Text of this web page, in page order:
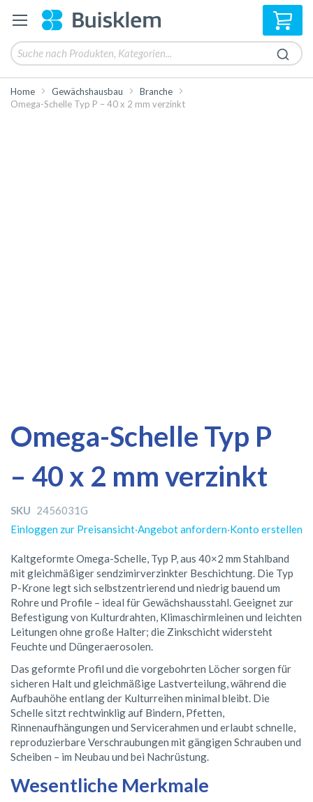
Home Gewächshausbau
Branche
Omega-Schelle Typ P – 40 x 2 mm verzinkt
Omega-Schelle Typ P
– 40 x 2 mm verzinkt
SKU 2456031G
Einloggen zur Preisansicht·Angebot anfordern·Konto erstellen
Kaltgeformte Omega-Schelle, Typ P, aus 40×2 mm Stahlband
mit gleichmäßiger sendzimirverzinkter Beschichtung. Die Typ
P-Krone legt sich selbstzentrierend und niedrig bauend um
Rohre und Profile – ideal für Gewächshausstahl. Geeignet zur
Befestigung von Kulturdrahten, Klimaschirmleinen und leichten
Leitungen ohne große Halter; die Zinkschicht widersteht
Feuchte und Düngeraerosolen.
Das geformte Profil und die vorgebohrten Löcher sorgen für
sicheren Halt und gleichmäßige Lastverteilung, während die
Aufbauhöhe entlang der Kulturreihen minimal bleibt. Die
Schelle sitzt rechtwinklig auf Bindern, Pfetten,
Rinnenaufhängungen und Servicerahmen und erlaubt schnelle,
reproduzierbare Verschraubungen mit gängigen Schrauben und
Scheiben – im Neubau und bei Nachrüstung.
Wesentliche Merkmale
Ende
Bildergalerie
springen
Anfang
Bildergalerie
springen